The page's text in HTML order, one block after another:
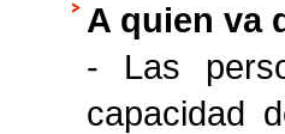
A quien va
- Las
capacidad